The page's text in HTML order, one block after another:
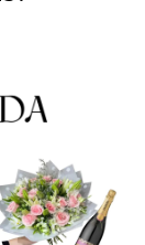
139.000